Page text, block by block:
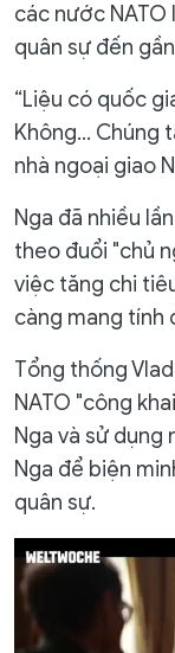
các nước
quân sự đến
“Liệu có quốc
Không… Chúng
nhà ngoại giao
Nga đã nhiều
theo đuổi "chủ
việc tăng chi
càng mang tính
Tổng thống
NATO "công
Nga và sử
Nga để biện
quân sự.